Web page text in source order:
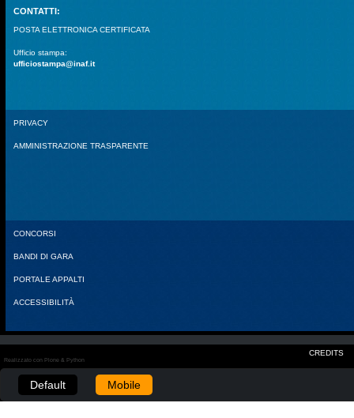
CONTATTI:
POSTA ELETTRONICA CERTIFICATA
Ufficio stampa:
ufficiostampa@inaf.it
PRIVACY
AMMINISTRAZIONE TRASPARENTE
CONCORSI
BANDI DI GARA
PORTALE APPALTI
ACCESSIBILITÀ
CREDITS
Realizzato con Plone & Python
Default Mobile